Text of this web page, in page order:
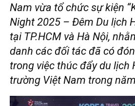
Nam vừa tổ chức sự kiện
Night 2025 – Đêm Du lịch
tại TP.HCM và Hà Nội,
danh các đối tác đã có
trong việc thúc đẩy du lịch
trường Việt Nam trong